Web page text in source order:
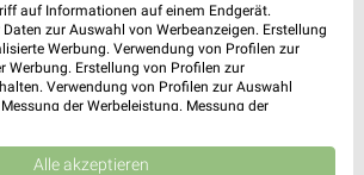
auf Informationen auf einem Endgerät.
zur Auswahl von Werbeanzeigen. Erstellung
Werbung. Verwendung von Profilen zur
Werbung. Erstellung von Profilen zur
Verwendung von Profilen zur Auswahl
der Werbeleistung. Messung der
aus verschiedenen Quellen. Entwicklung und
Verwendung reduzierter Daten zur Auswahl
Alle akzeptieren